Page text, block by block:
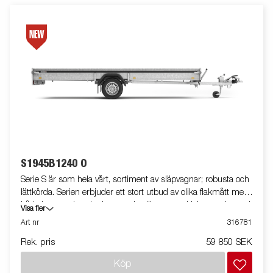
S1945B1240 O
Serie S är som hela vårt, sortiment av släpvagnar; robusta och
lättkörda. Serien erbjuder ett stort utbud av olika flakmått med
både bromsade och obromsade släpvagnar. Helsvetsade med
varmförzinkat chassi, allt för att tåla tuff användning.
släp i serien kan eller har utrustats med tippfunktion. Vagnen
Visa fler
Art nr
316781
Rek. pris 59 850 SEK
Köp